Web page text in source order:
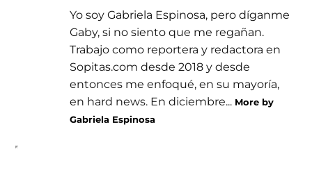
Yo soy Gabriela Espinosa, pero díganme
Gaby, si no siento que me regañan.
Trabajo como reportera y redactora en
Sopitas.com desde 2018 y desde
entonces me enfoqué, en su mayoría,
en hard news. En diciembre... More by
Gabriela Espinosa